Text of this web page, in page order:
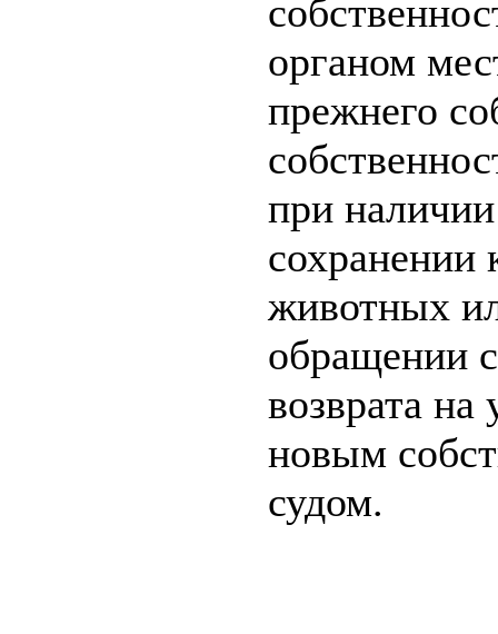
органом
прежнего
при
сохранении
животных
обращении
возврата
новым
судом.